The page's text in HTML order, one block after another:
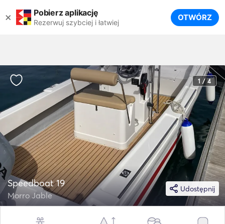
× Pobierz aplikację
Rezerwuj szybciej i łatwiej OTWÓRZ
1 / 4
Udostępnij
Speedboat 19
Morro Jable